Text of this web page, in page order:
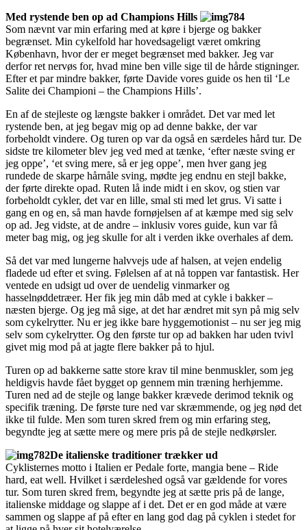
Med rystende ben op ad Champions Hills
Som nævnt var min erfaring med at køre i bjerge og bakker
begrænset. Min cykelfold har hovedsageligt været omkring
København, hvor der er meget begrænset med bakker. Jeg var
derfor ret nervøs for, hvad mine ben ville sige til de hårde stigninger.
Efter et par mindre bakker, førte Davide vores guide os hen til ‘Le
Salite dei Championi – the Champions Hills’.
En af de stejleste og længste bakker i området. Det var med let
rystende ben, at jeg begav mig op ad denne bakke, der var
forbeholdt vindere. Og turen op var da også en særdeles hård tur. De
sidste tre kilometer blev jeg ved med at tænke, ‘efter næste sving er
jeg oppe’, ‘et sving mere, så er jeg oppe’, men hver gang jeg
rundede de skarpe hårnåle sving, mødte jeg endnu en stejl bakke,
der førte direkte opad. Ruten lå inde midt i en skov, og stien var
forbeholdt cykler, det var en lille, smal sti med let grus. Vi satte i
gang en og en, så man havde fornøjelsen af at kæmpe med sig selv
op ad. Jeg vidste, at de andre – inklusiv vores guide, kun var få
meter bag mig, og jeg skulle for alt i verden ikke overhales af dem.
Så det var med lungerne halvvejs ude af halsen, at vejen endelig
fladede ud efter et sving. Følelsen af at nå toppen var fantastisk. Her
ventede en udsigt ud over de uendelig vinmarker og
hasselnøddetræer. Her fik jeg min dåb med at cykle i bakker –
næsten bjerge. Og jeg må sige, at det har ændret mit syn på mig selv
som cykelrytter. Nu er jeg ikke bare hyggemotionist – nu ser jeg mig
selv som cykelrytter. Og den første tur op ad bakken har uden tvivl
givet mig mod på at jagte flere bakker på to hjul.
Turen op ad bakkerne satte store krav til mine benmuskler, som jeg
heldigvis havde fået bygget op gennem min træning herhjemme.
Turen ned ad de stejle og lange bakker krævede derimod teknik og
specifik træning. De første ture ned var skræmmende, og jeg nød det
ikke til fulde. Men som turen skred frem og min erfaring steg,
begyndte jeg at sætte mere og mere pris på de stejle nedkørsler.
De italienske traditioner trækker ud
Cyklisternes motto i Italien er Pedale forte, mangia bene – Ride
hard, eat well. Hvilket i særdeleshed også var gældende for vores
tur. Som turen skred frem, begyndte jeg at sætte pris på de lange,
italienske middage og slappe af i det. Det er en god måde at være
sammen og slappe af på efter en lang god dag på cyklen i stedet for